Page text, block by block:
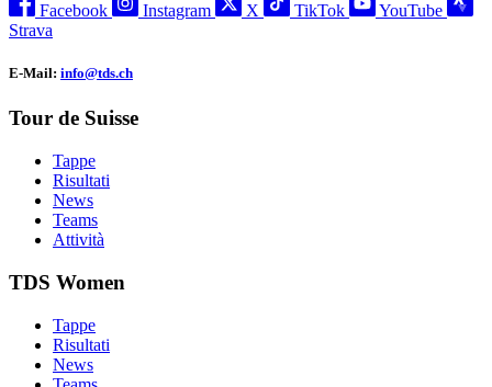
Facebook Instagram X TikTok
YouTube
Strava
E-Mail: info@tds.ch
Tour de Suisse
Tappe
Risultati
News
Teams
Attività
TDS Women
Tappe
Risultati
News